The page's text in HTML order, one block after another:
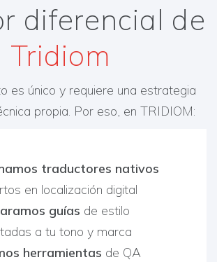
diferencial de
Tridiom
es único y requiere una estrategia
propia. Por eso, en TRIDIOM:
traductores nativos
en localización digital
guías de estilo
a tu tono y marca
herramientas de QA